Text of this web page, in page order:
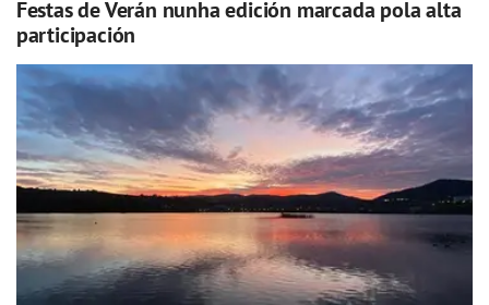
Festas de Verán nunha edición marcada pola alta
participación